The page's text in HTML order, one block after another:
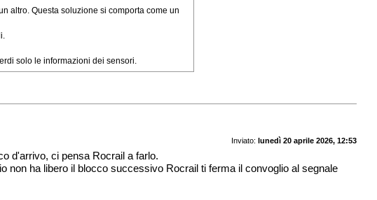
altro. Questa soluzione si comporta come un
solo le informazioni dei sensori.
Inviato: lunedì 20 aprile 2026, 12:53
d'arrivo, ci pensa Rocrail a farlo.
ha libero il blocco successivo Rocrail ti ferma il convoglio al segnale